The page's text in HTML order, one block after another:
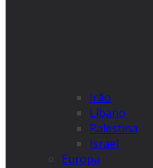
Irão
Líbano
Palestina
Israel
Europa